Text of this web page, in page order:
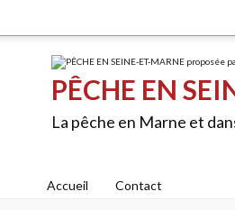
PÊCHE EN
La pêche en Marne et
Accueil Contact